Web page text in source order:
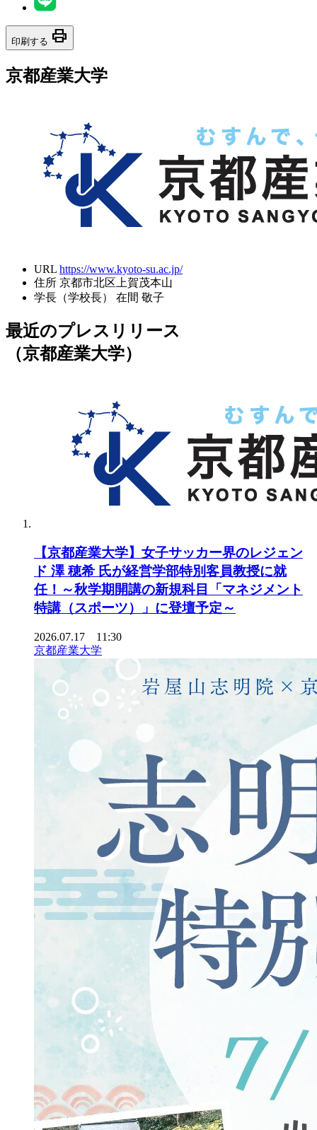
印刷する print
京都産業大学
URL https://www.kyoto-su.ac.jp/
住所 京都市北区上賀茂本山
学長（学校長）
在間 敬子
最近のプレスリリース
（京都産業大学）
【京都産業大学】女子サッカー界のレジェン
ド 澤 穂希 氏が経営学部特別客員教授に就
任！～秋学期開講の新規科目「マネジメント
特講（スポーツ）」に登壇予定～
2026.07.17 11:30
京都産業大学